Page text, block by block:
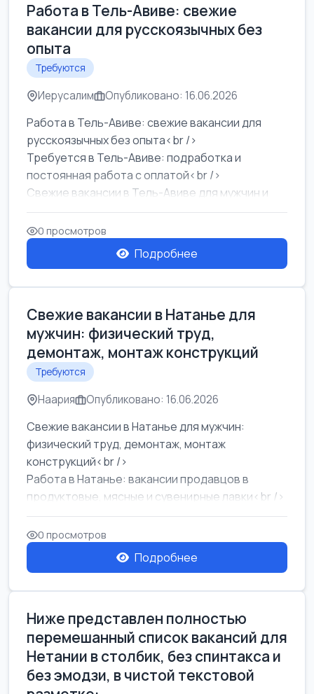
Работа в Тель-Авиве: свежие
вакансии для русскоязычных без
опыта
Требуются
Иерусалим Опубликовано: 16.06.2026
Работа в Тель-Авиве: свежие вакансии для
русскоязычных без опыта<br />
Требуется в Тель-Авиве: подработка и
постоянная работа с оплатой<br />
Свежие вакансии в Тель-Авиве для мужчин и
женщин от хозя...
0 просмотров
Подробнее
Свежие вакансии в Натанье для
мужчин: физический труд,
демонтаж, монтаж конструкций
Требуются
Наария Опубликовано: 16.06.2026
Свежие вакансии в Натанье для мужчин:
физический труд, демонтаж, монтаж
конструкций<br />
Работа в Натанье: вакансии продавцов в
продуктовые, мясные и сувенирные лавки<br />
Разнорабочий на сборку м...
0 просмотров
Подробнее
Ниже представлен полностью
перемешанный список вакансий для
Нетании в столбик, без спинтакса и
без эмодзи, в чистой текстовой